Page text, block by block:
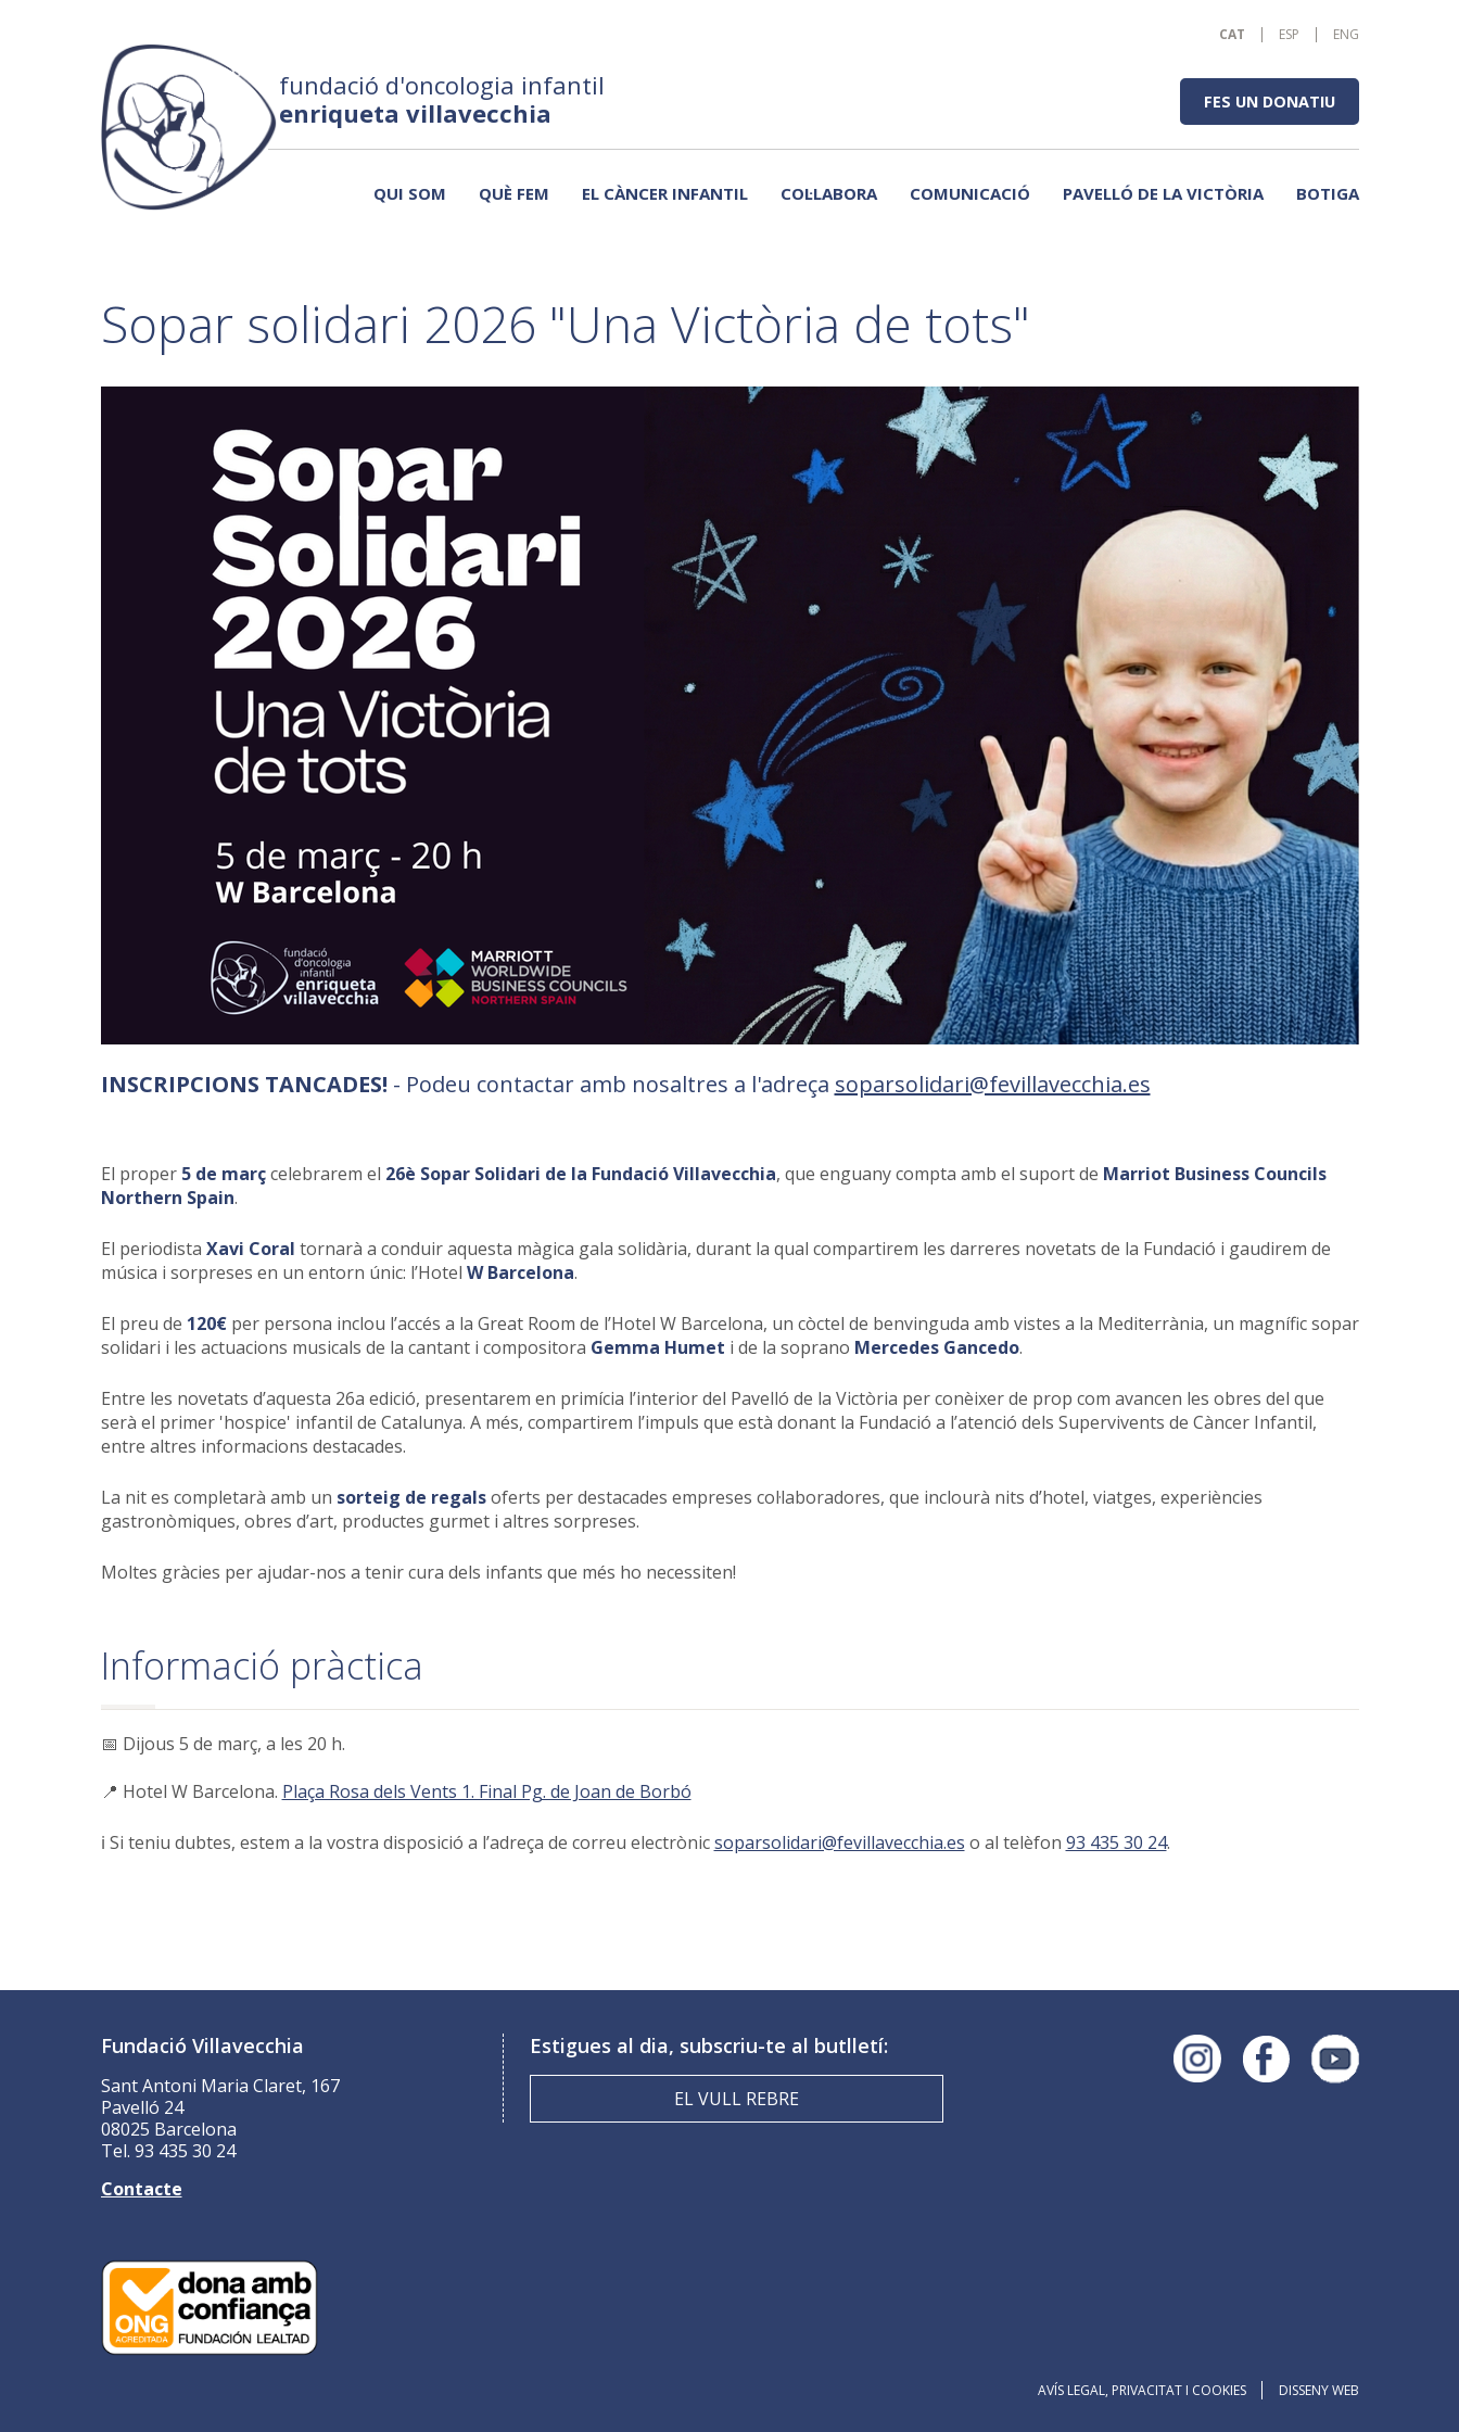
fundació d'oncologia infantil
enriqueta villavecchia
CAT ESP ENG
FES UN DONATIU
QUI SOM QUÈ FEM EL CÀNCER INFANTIL COL·LABORA COMUNICACIÓ PAVELLÓ DE LA VICTÒRIA BOTIGA
Sopar solidari 2026 "Una Victòria de tots"
INSCRIPCIONS TANCADES! - Podeu contactar amb nosaltres a l'adreça soparsolidari@fevillavecchia.es
El proper 5 de marçcelebrarem el 26è Sopar Solidari de la Fundació Villavecchia, que enguany compta amb el suport de Marriot Business Councils
Northern Spain.
El periodista Xavi Coral tornarà a conduir aquesta màgica gala solidària, durant la qual compartirem les darreres novetats de la Fundació i gaudirem de
música i sorpreses en un entorn únic: l’Hotel W Barcelona.
El preu de 120€per persona inclou l’accés a la Great Room de l’Hotel W Barcelona, un còctel de benvinguda amb vistes a la Mediterrània, un magnífic sopar
solidari i les actuacions musicals de la cantant i compositora Gemma Humet i de la soprano Mercedes Gancedo.
Entre les novetats d’aquesta 26a edició, presentarem en primícia l’interior del Pavelló de la Victòria per conèixer de prop com avancen les obres del que
serà el primer 'hospice' infantil de Catalunya. A més, compartirem l’impuls que està donant la Fundació a l’atenció dels Supervivents de Càncer Infantil,
entre altres informacions destacades.
La nit es completarà amb un sorteig de regalsoferts per destacades empreses col·laboradores, que inclourà nits d’hotel, viatges, experiències
gastronòmiques, obres d’art, productes gurmet i altres sorpreses.
Moltes gràcies per ajudar-nos a tenir cura dels infants que més ho necessiten!
Informació pràctica
📅 Dijous 5 de març, a les 20 h.
📍 Hotel W Barcelona. Plaça Rosa dels Vents 1. Final Pg. de Joan de Borbó
ℹ️ Si teniu dubtes, estem a la vostra disposició a l’adreça de correu electrònicsoparsolidari@fevillavecchia.es o al telèfon 93 435 30 24.
Fundació Villavecchia
Sant Antoni Maria Claret, 167
Pavelló 24
08025 Barcelona
Tel. 93 435 30 24
Contacte
Estigues al dia, subscriu-te al butlletí:
EL VULL REBRE
AVÍS LEGAL, PRIVACITAT I COOKIES DISSENY WEB